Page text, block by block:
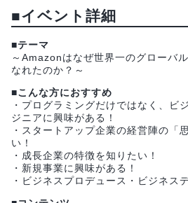
■イベント詳細
■テーマ
～Amazonはなぜ世界一のグローバ
なれたのか？～
■こんな方におすすめ
・プログラミングだけではなく、ビ
ジニアに興味がある！
・スタートアップ企業の経営陣の「
い！
・成長企業の特徴を知りたい！
・新規事業に興味がある！
・ビジネスプロデュース・ビジネス